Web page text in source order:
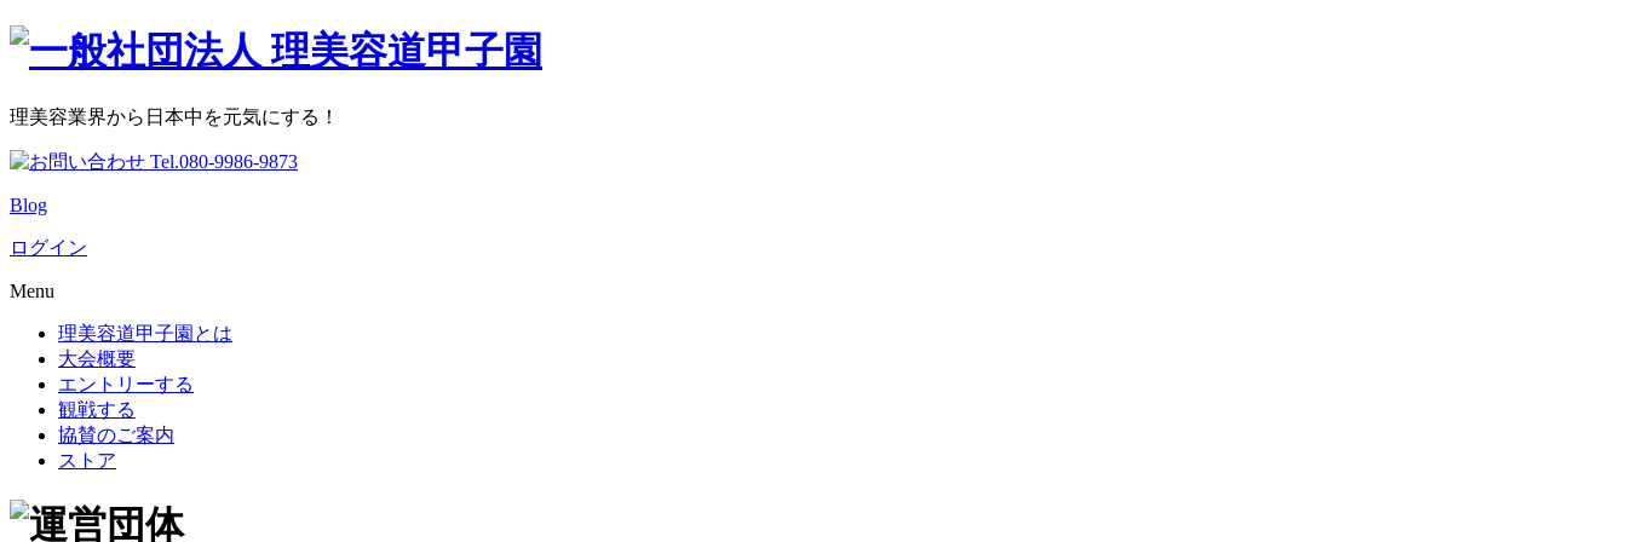
理美容業界から日本中を元気にする！
Blog
ログイン
Menu
理美容道甲子園とは
大会概要
エントリーする
観戦する
協賛のご案内
ストア